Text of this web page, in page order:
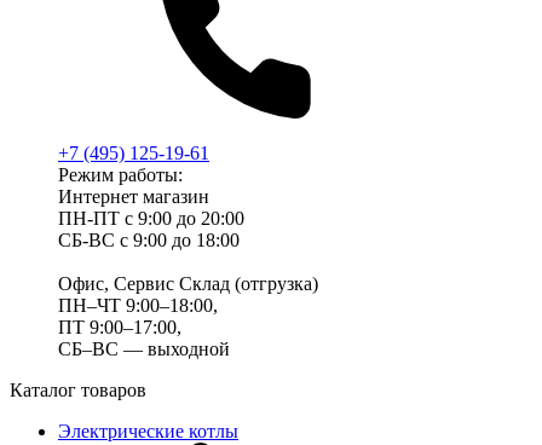
+7 (495) 125-19-61
Режим работы:
Интернет магазин
ПН-ПТ с 9:00 до 20:00
СБ-ВС с 9:00 до 18:00
Офис, Сервис Склад (отгрузка)
ПН–ЧТ 9:00–18:00,
ПТ 9:00–17:00,
СБ–ВС — выходной
Каталог товаров
Электрические котлы